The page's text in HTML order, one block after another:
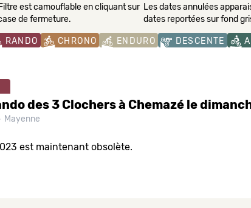
est camouflable en cliquant sur
de fermeture.
Les dates annulées
dates reportées sur fond
RANDO CHRONO ENDURO DESCENTE
des 3 Clochers à Chemazé le
Mayenne
est maintenant obsolète.